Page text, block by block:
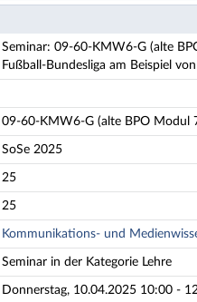
Seminar: 09-60-KMW6-G (alte
Fußball-Bundesliga am Beispiel
09-60-KMW6-G (alte BPO Modul
SoSe 2025
25
25
Kommunikations- und
Seminar in der Kategorie Lehre
Donnerstag, 10.04.2025 10:00 -